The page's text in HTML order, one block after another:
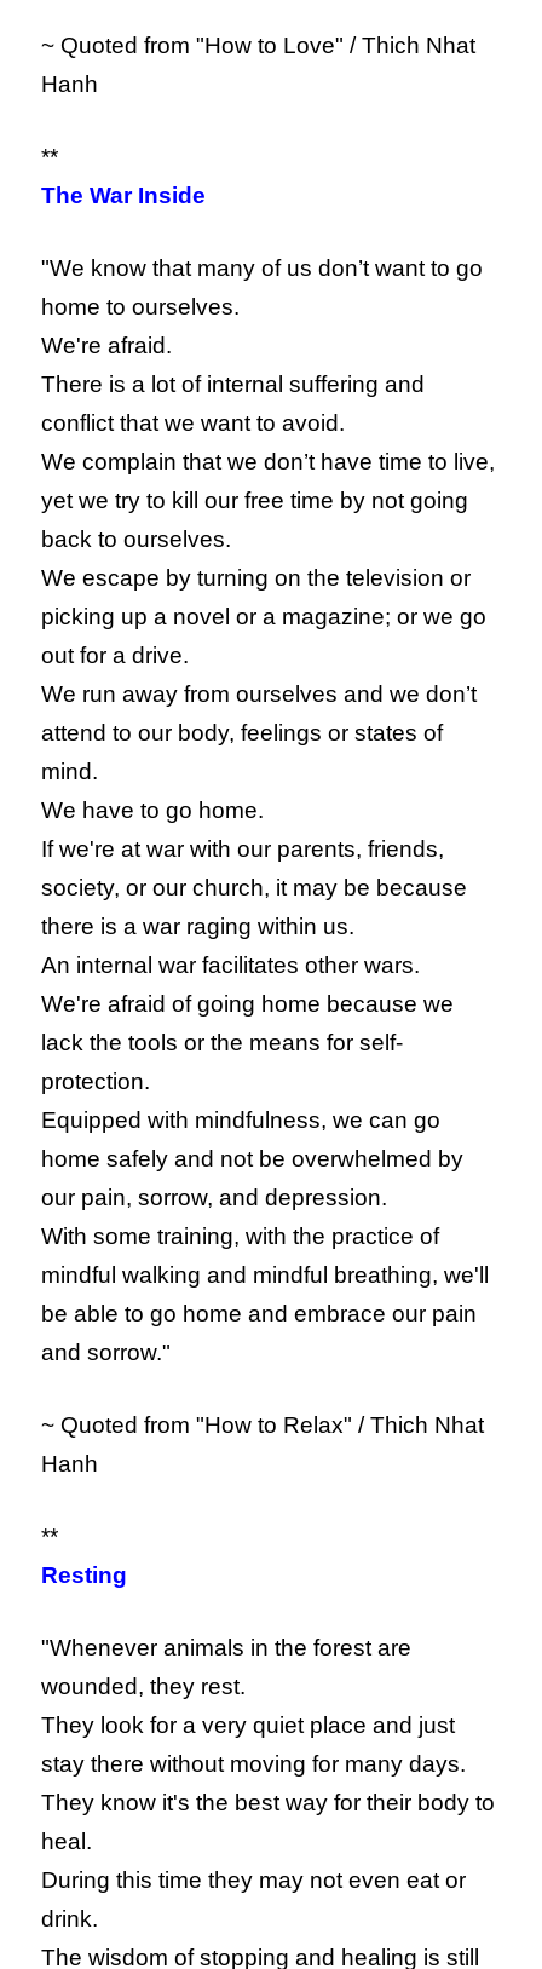
~ Quoted from "How to Love" / Thich Nhat
Hanh
**
The War Inside
"We know that many of us don’t want to go
home to ourselves.
We're afraid.
There is a lot of internal suffering and
conflict that we want to avoid.
We complain that we don’t have time to live,
yet we try to kill our free time by not going
back to ourselves.
We escape by turning on the television or
picking up a novel or a magazine; or we go
out for a drive.
We run away from ourselves and we don’t
attend to our body, feelings or states of
mind.
We have to go home.
If we're at war with our parents, friends,
society, or our church, it may be because
there is a war raging within us.
An internal war facilitates other wars.
We're afraid of going home because we
lack the tools or the means for self-
protection.
Equipped with mindfulness, we can go
home safely and not be overwhelmed by
our pain, sorrow, and depression.
With some training, with the practice of
mindful walking and mindful breathing, we'll
be able to go home and embrace our pain
and sorrow."
~ Quoted from "How to Relax" / Thich Nhat
Hanh
**
Resting
"Whenever animals in the forest are
wounded, they rest.
They look for a very quiet place and just
stay there without moving for many days.
They know it's the best way for their body to
heal.
During this time they may not even eat or
drink.
The wisdom of stopping and healing is still